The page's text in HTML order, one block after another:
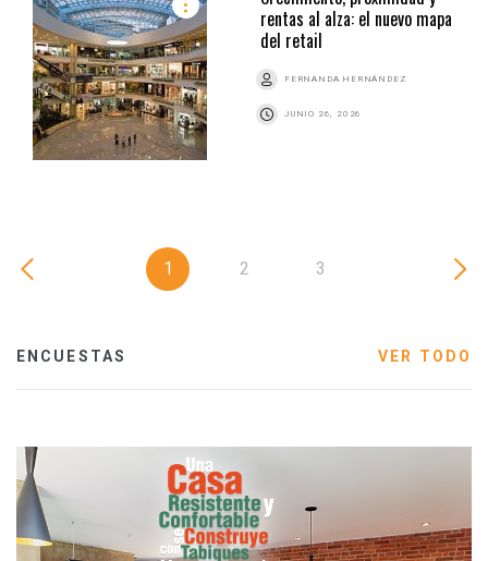
rentas al alza: el nuevo mapa
del retail
FERNANDA HERNÁNDEZ
JUNIO 26, 2026
1 2 3
ENCUESTAS VER TODO